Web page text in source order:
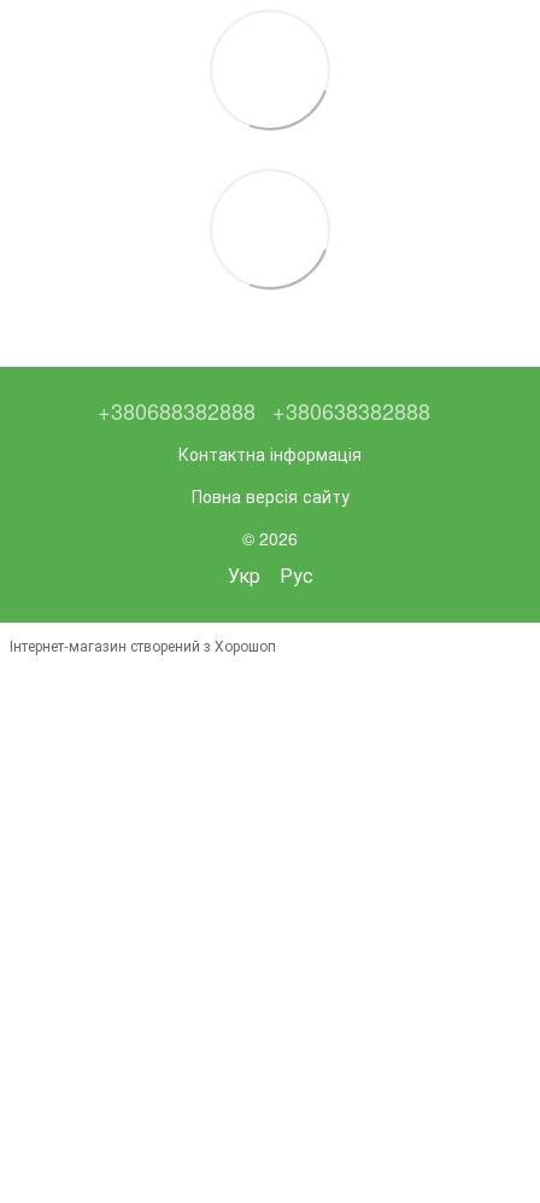
+380688382888 +380638382888
Контактна інформація
Повна версія сайту
© 2026
Укр Рус
Інтернет-магазин створений з Хорошоп